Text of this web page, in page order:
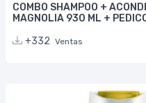
COMBO SHAMPOO +
MAGNOLIA 930 ML +
+332 Ventas